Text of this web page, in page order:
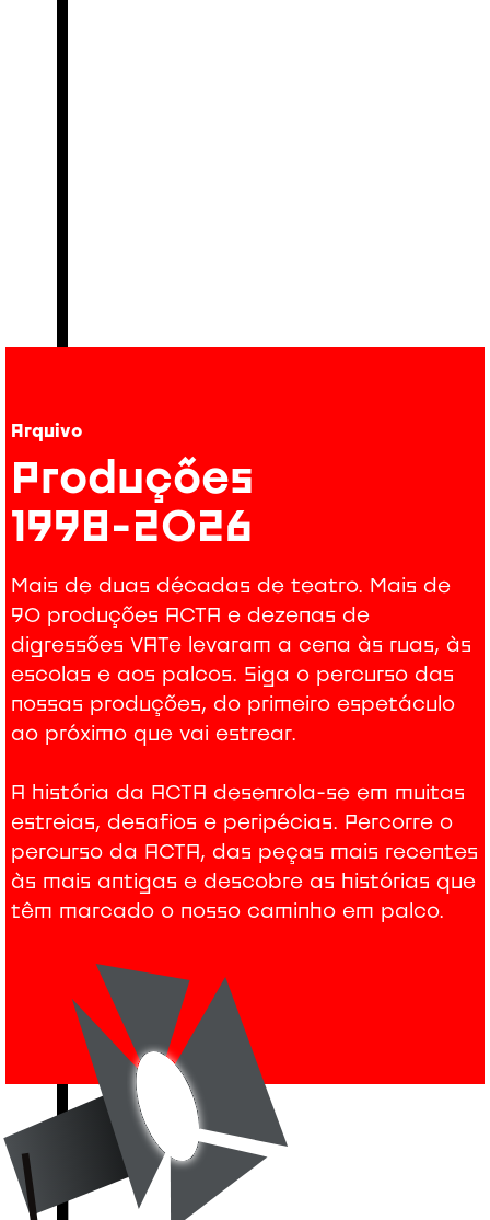
Arquivo
Produções
1998-2026
Mais de duas décadas de teatro. Mais de
90 produções ACTA e dezenas de
digressões VATe levaram a cena às ruas, às
escolas e aos palcos. Siga o percurso das
nossas produções, do primeiro espetáculo
ao próximo que vai estrear.
A história da ACTA desenrola-se em muitas
estreias, desafios e peripécias. Percorre o
percurso da ACTA, das peças mais recentes
às mais antigas e descobre as histórias que
têm marcado o nosso caminho em palco.